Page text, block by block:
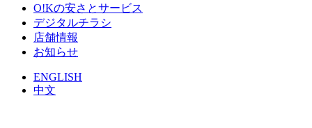
O!Kの安さとサービス
デジタルチラシ
店舗情報
お知らせ
ENGLISH
中文